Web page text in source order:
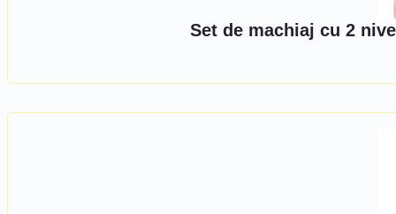
Set de machiaj cu 2